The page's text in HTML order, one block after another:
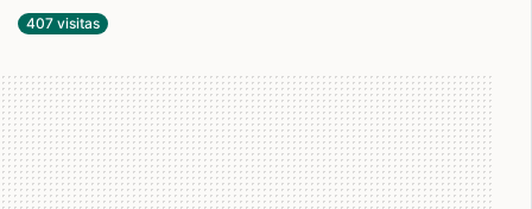
407 visitas